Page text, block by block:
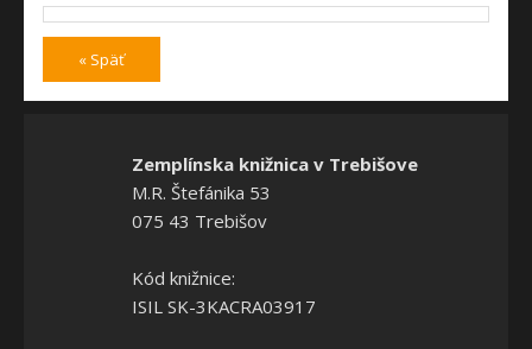
« Späť
Zemplínska knižnica v Trebišove
M.R. Štefánika 53
075 43 Trebišov
Kód knižnice:
ISIL SK-3KACRA03917